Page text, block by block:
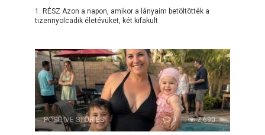
1. RÉSZ Azon a napon, amikor a lányaim betöltötték a
tizennyolcadik életévüket, két kifakult
POSITIVE STORIES 0 2,690